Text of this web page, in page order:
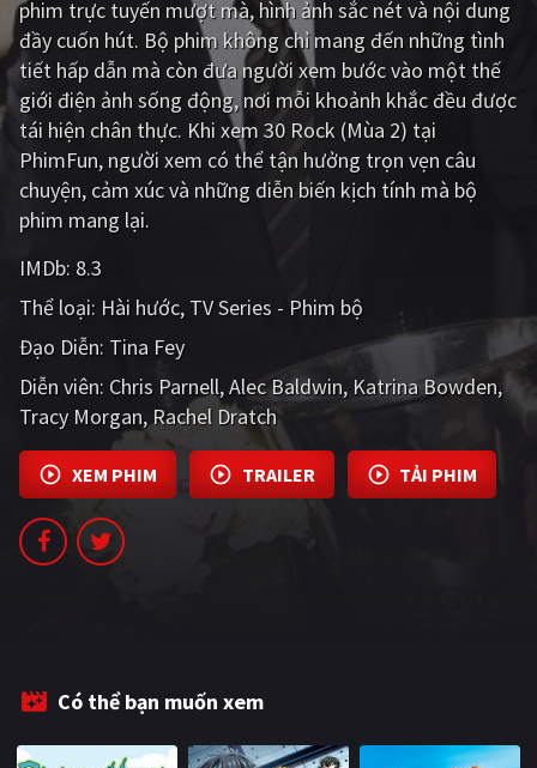
Giật gân Gia đình
Bí ẩn Lịch sử
Viễn Tây Tiểu sử
GameShow DramaTV
Âu - Mỹ Trung Quốc - Hồng Kông
Hàn Quốc Nhật Bản
Ấn Độ Việt Nam
CẬP NHẬT
PHIM MỚI
PHIM CHIẾU RẠP
TUYỂN TẬP PHIM
phim trực tuyến mượt mà, hình ảnh sắc nét và nội dung
đầy cuốn hút. Bộ phim không chỉ mang đến những tình
tiết hấp dẫn mà còn đưa người xem bước vào một thế
giới điện ảnh sống động, nơi mỗi khoảnh khắc đều được
tái hiện chân thực. Khi xem 30 Rock (Mùa 2) tại
PhimFun, người xem có thể tận hưởng trọn vẹn câu
chuyện, cảm xúc và những diễn biến kịch tính mà bộ
phim mang lại.
IMDb: 8.3
Thể loại: Hài hước TV Series - Phim bộ
Đạo Diễn: Tina Fey
Diễn viên: Chris Parnell Alec Baldwin Katrina Bowden
Tracy Morgan Rachel Dratch
XEM PHIM TRAILER TẢI PHIM
Có thể bạn muốn xem